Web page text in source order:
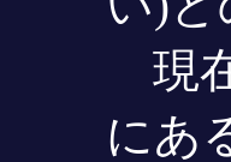
現
にあ